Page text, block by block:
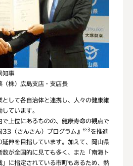
知事
株）広島支店・支店長
として各自治体と連携し、人々の健康維
ています。
で上位にあるものの、健康寿命の観点で
（さんさん）プログラム』
※3 を推進
延伸を目指しています。加えて、岡山県
が全国的に見ても多く、また「南海ト
」に指定されている市町もあるため、熱